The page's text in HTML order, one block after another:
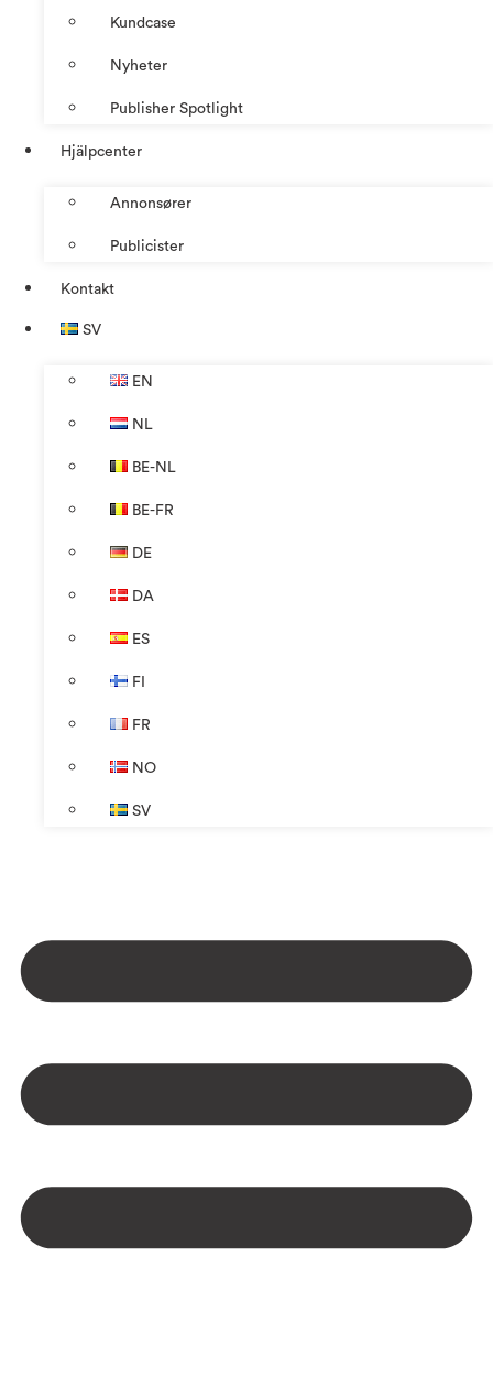
Kundcase
Nyheter
Publisher Spotlight
Hjälpcenter
Annonsører
Publicister
Kontakt
SV
EN
NL
BE-NL
BE-FR
DE
DA
ES
FI
FR
NO
SV